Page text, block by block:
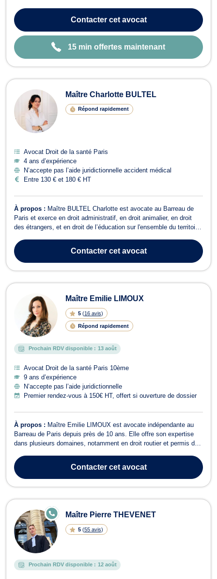
administratives. 🔹 Droit immobilier Je vous assiste dans tous les
domaine...
Contactercet avocat
15 min offertes maintenant
Maître Charlotte BULTEL
Répond rapidement
Avocat Droit de la santé Paris
4 ans d’expérience
N’accepte pas l’aide juridictionnelle accident médical
Entre 130 € et 180 € HT
À propos : Maître BULTEL Charlotte est avocate au Barreau de
Paris et exerce en droit administratif, en droit animalier, en droit
des étrangers, et en droit de l’éducation sur l'ensemble du territoire
Avant de prêter serment, Me Charlotte Bultel a longuement exercé
les fonct...
Contactercet avocat
Maître Emilie LIMOUX
5 (16 avis)
Répond rapidement
Prochain RDV disponible : 13 août
Avocat Droit de la santé Paris 10ème
9 ans d’expérience
N’accepte pas l’aide juridictionnelle
Premier rendez-vous à 150€ HT, offert si ouverture de dossier
À propos : Maître Emilie LIMOUX est avocate indépendante au
Barreau de Paris depuis près de 10 ans. Elle offre son expertise
dans plusieurs domaines, notamment en droit routier et permis de
corporel et indemnisation des victimes, notamment dans le cadre
d'accidents ...
Contactercet avocat
Maître Pierre THEVENET
5 (55 avis)
E
N
LI
G
N
E
Prochain RDV disponible : 12 août